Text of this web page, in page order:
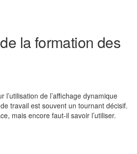
la formation des
l’utilisation de l’affichage dynamique
travail est souvent un tournant décisif.
mais encore faut-il savoir l’utiliser.